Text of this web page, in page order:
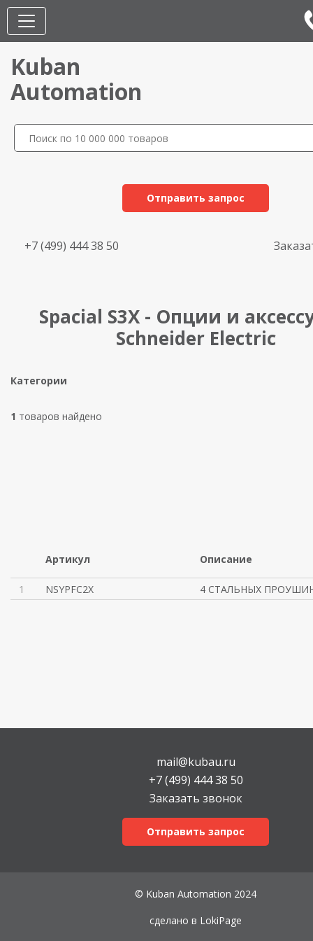
Kuban
Automation
Отправить запрос
+7 (499) 444 38 50
Spacial S3X - Опции и
Schneider Electric
Категории
1 товаров найдено
Артикул Описание
1 NSYPFC2X 4 СТАЛЬНЫХ
mail@kubau.ru
+7 (499) 444 38 50
Заказать звонок
Отправить запрос
© Kuban Automation 2024
сделано в LokiPage